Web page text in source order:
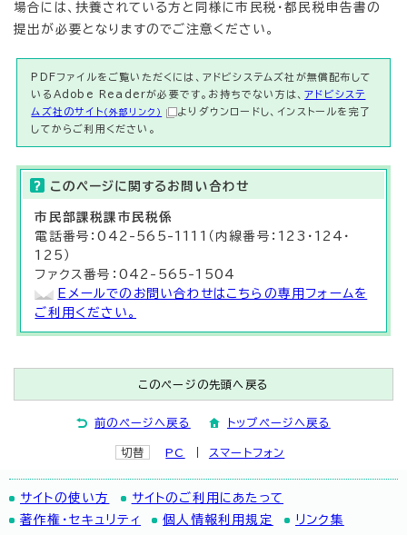
場合には、扶養されている方と同様に市民税・都民税申告書の
提出が必要となりますのでご注意ください。
PDFファイルをご覧いただくには、アドビシステムズ社が無償配布して
いるAdobe Readerが必要です。お持ちでない方は、アドビシステ
ムズ社のサイト （外部リンク）
よりダウンロードし、インストールを完了
してからご利用ください。
このページに関する お問い合わせ
市民部課税課 市民税係
電話番号：042-565-1111（内線番号：123・124・
125）
ファクス番号：042-565-1504
Eメールでのお問い合わせはこちらの専用フォームを
ご利用ください。
このページの先頭へ戻る
前のページへ戻る トップページへ戻る
切替 PC スマートフォン
サイトの使い方
サイトのご利用にあたって
著作権・セキュリティ
個人情報利用規定 リンク集